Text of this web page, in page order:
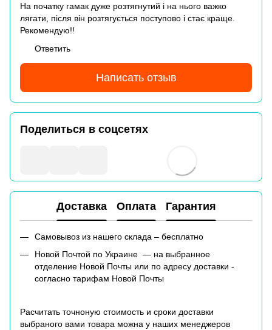
На початку гамак дуже розтягнутий і на нього важко
лягати, після він розтягується поступово і стає краще.
Рекомендую!!
Ответить
Написать отзыв
Поделиться в соцсетях
Доставка Оплата Гарантия
Самовывоз из нашего склада – бесплатно
Новой Почтой по Украине — на выбранное
отделение Новой Почты или по адресу доставки -
согласно тарифам Новой Почты
Расчитать точноную стоимость и сроки доставки
выбраного вами товара можна у наших менеджеров